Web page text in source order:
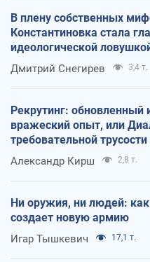
В плену собственных
Константиновка стала
идеологической
оккупантов
Дмитрий Снегирев 3,4 т.
Рекрутинг:
вражеский опыт, или
требовательной трусости
Александр Кирш 2,8 т.
Ни оружия, ни людей:
создает новую армию
Игар Тышкевич 17,1 т.